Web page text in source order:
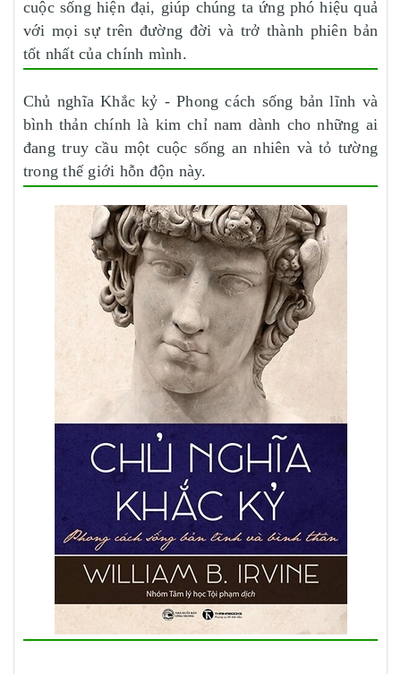
cuộc sống hiện đại, giúp chúng ta ứng phó hiệu quả
với mọi sự trên đường đời và trở thành phiên bản
tốt nhất của chính mình.
Chủ nghĩa Khắc kỷ - Phong cách sống bản lĩnh và
bình thản chính là kim chỉ nam dành cho những ai
đang truy cầu một cuộc sống an nhiên và tỏ tường
trong thế giới hỗn độn này.